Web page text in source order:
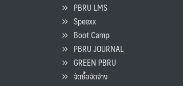
PBRU LMS
Speexx
Boot Camp
PBRU JOURNAL
GREEN PBRU
จัดซื้อจัดจ้าง